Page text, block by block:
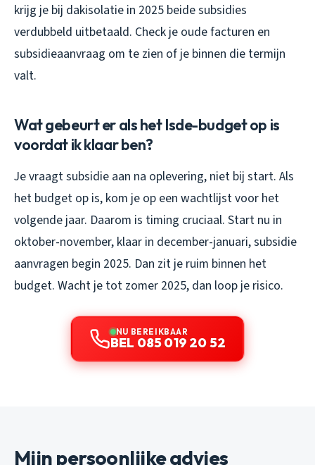
krijg je bij dakisolatie in 2025 beide subsidies
verdubbeld uitbetaald. Check je oude facturen en
subsidieaanvraag om te zien of je binnen die termijn
valt.
Wat gebeurt er als het Isde-budget op is
voordat ik klaar ben?
Je vraagt subsidie aan na oplevering, niet bij start. Als
het budget op is, kom je op een wachtlijst voor het
volgende jaar. Daarom is timing cruciaal. Start nu in
oktober-november, klaar in december-januari, subsidie
aanvragen begin 2025. Dan zit je ruim binnen het
budget. Wacht je tot zomer 2025, dan loop je risico.
NU BEREIKBAAR
BEL 085 019 20 52
Mijn persoonlijke advies